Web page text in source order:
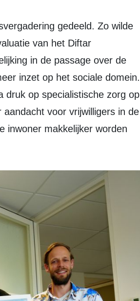
van het Diftar
in de passage over de
inzet op het sociale domein.
druk op specialistische zorg op
voor vrijwilligers in de
inwoner makkelijker worden